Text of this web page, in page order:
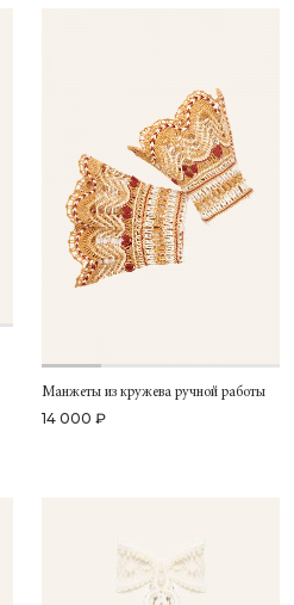
Манжеты из кружева ручной работы
14 000 ₽